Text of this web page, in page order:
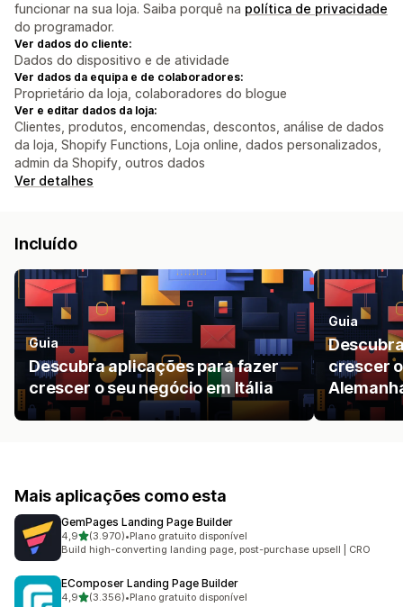
funcionar na sua loja. Saiba porquê na política de privacidade
do programador.
Ver dados do cliente:
Dados do dispositivo e de atividade
Ver dados da equipa e de colaboradores:
Proprietário da loja, colaboradores do blogue
Ver e editar dados da loja:
Clientes, produtos, encomendas, descontos, análise de dados
da loja, Shopify Functions, Loja online, dados personalizados,
admin da Shopify, outros dados
Ver detalhes
Incluído
Guia
Descubra aplicações para fazer
crescer o seu negócio em Itália
Guia
crescer
Mais aplicações como esta
GemPages Landing Page Builder
4,9de 5 estrelas
(3.970)
3970 total de avaliações
•Plano gratuito disponível
Build high-converting landing page, post-purchase upsell | CRO
EComposer Landing Page Builder
4,9de 5 estrelas
(3.356)
3356 total de avaliações
•Plano gratuito disponível